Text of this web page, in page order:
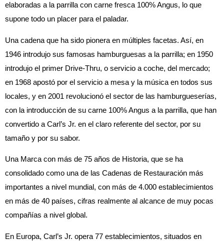
elaboradas a la parrilla con carne fresca 100% Angus, lo que
supone todo un placer para el paladar.
Una cadena que ha sido pionera en múltiples facetas. Así, en
1946 introdujo sus famosas hamburguesas a la parrilla; en 1950
introdujo el primer Drive-Thru, o servicio a coche, del mercado;
en 1968 apostó por el servicio a mesa y la música en todos sus
locales, y en 2001 revolucionó el sector de las hamburgueserías,
con la introducción de su carne 100% Angus a la parrilla, que han
convertido a Carl’s Jr. en el claro referente del sector, por su
tamaño y por su sabor.
Una Marca con más de 75 años de Historia, que se ha
consolidado como una de las Cadenas de Restauración más
importantes a nivel mundial, con más de 4.000 establecimientos
en más de 40 países, cifras realmente al alcance de muy pocas
compañías a nivel global.
En Europa, Carl’s Jr. opera 77 establecimientos, situados en